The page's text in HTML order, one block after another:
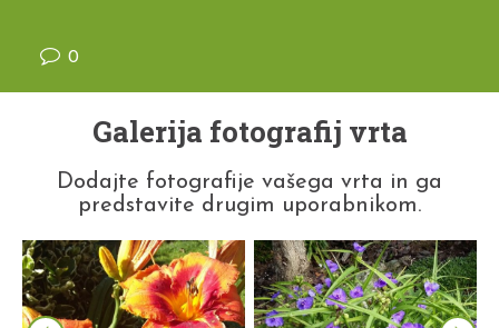
0
Galerija fotografij vrta
Dodajte fotografije vašega vrta in ga
predstavite drugim uporabnikom.